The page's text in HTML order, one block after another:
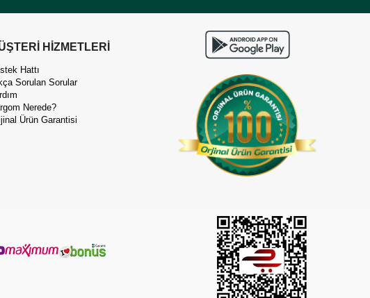
HİZMETLERİ
Hattı
Sorulan Sorular
Nerede?
Ürün Garantisi